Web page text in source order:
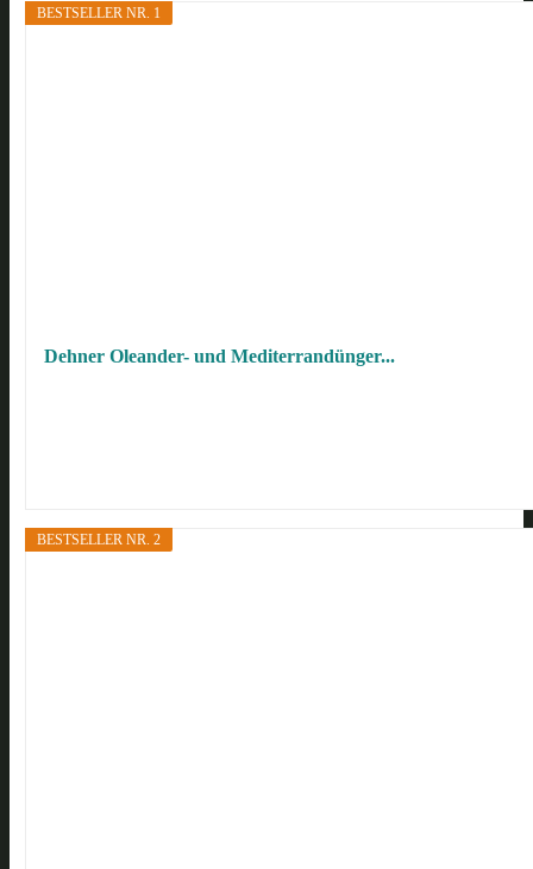
BESTSELLER NR. 1
Dehner Oleander- und Mediterrandünger...
BESTSELLER NR. 2